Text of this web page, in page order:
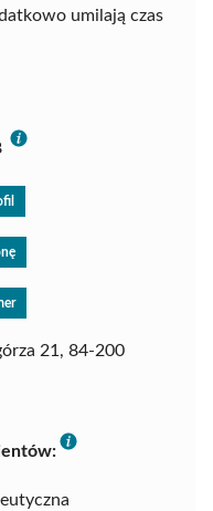
umilają czas
21, 84-200